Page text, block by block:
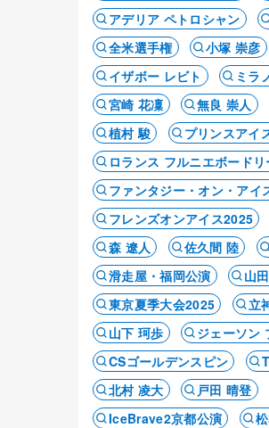
アデリア ペトロシャン
全米選手権
小塚 崇彦
イザボー レビト
ミラ
宮崎 花凜
無良 崇人
植村 駿
プリンスアイ
ロランス フルニエボードリ
ファンタジー・オン・アイ
フレンズオンアイス2025
森 遼人
佐久間 陸
滑走屋・福岡公演
山
東京夏季大会2025
立
山下 珂歩
ジェーソン
CSゴールデンスピン
北村 凌大
戸田 晴登
IceBrave2京都公演